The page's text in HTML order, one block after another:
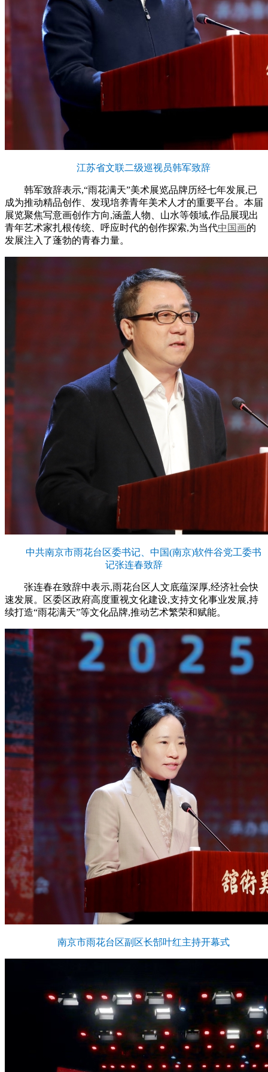
江苏省文联二级巡视员韩军致辞
韩军致辞表示,“雨花满天”美术展览品牌历经七年发展,已
成为推动精品创作、发现培养青年美术人才的重要平台。本届
展览聚焦写意画创作方向,涵盖人物、山水等领域,作品展现出
青年艺术家扎根传统、呼应时代的创作探索,为当代中国画的
发展注入了蓬勃的青春力量。
中共南京市雨花台区委书记、中国(南京)软件谷党工委书
记张连春致辞
张连春在致辞中表示,雨花台区人文底蕴深厚,经济社会快
速发展。区委区政府高度重视文化建设,支持文化事业发展,持
续打造“雨花满天”等文化品牌,推动艺术繁荣和赋能。
南京市雨花台区副区长郜叶红主持开幕式